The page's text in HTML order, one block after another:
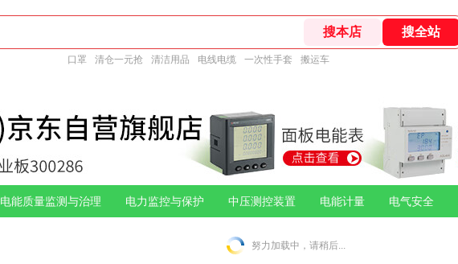
口罩 清仓一元抢 清洁用品 电线电缆 一次性手套 搬运车
电能质量监测与治理 电力监控与保护 中压测控装置 电能计量 电气安全
努力加载中，请稍后...